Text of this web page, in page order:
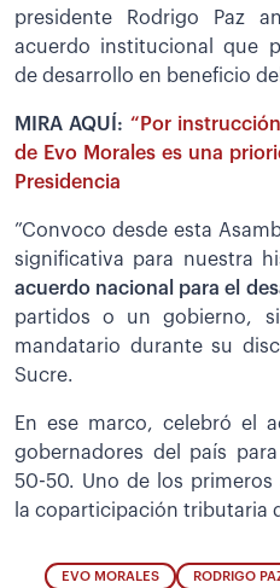
presidente Rodrigo Paz
acuerdo institucional que
de desarrollo en beneficio
MIRA AQUÍ: “Por
de Evo Morales es una
Presidencia
”Convoco desde esta
significativa para nuestra
acuerdo nacional para el
partidos o un gobierno,
mandatario durante su
Sucre.
En ese marco, celebró el
gobernadores del país
50-50. Uno de los primeros
la coparticipación tributaria
EVO MORALES RODRIGO